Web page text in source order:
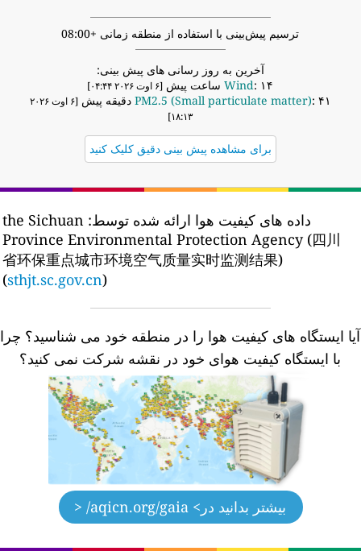
ترسیم پیش‌بینی با استفاده از منطقه زمانی +08:00
آخرین به روز رسانی های پیش بینی:
Wind : ۱۴ ساعت پیش [۶ اوت ۲۰۲۶ ۰۴:۴۴]
PM2.5 (Small particulate matter) : ۴۱ دقیقه پیش
[۶ اوت ۲۰۲۶
۱۸:۱۳]
برای مشاهده پیش بینی دقیق کلیک کنید
داده های کیفیت هوا ارائه شده توسط: the Sichuan
Province Environmental Protection Agency (四川
省环保重点城市环境空气质量实时监测结果)
(sthjt.sc.gov.cn)
ایستگاه های کیفیت هوا را در منطقه خود می شناسید؟ چرا
با ایستگاه کیفیت هوای خود در نقشه شرکت نمی کنید؟
بیشتر بدانید در> aqicn.org/gaia/ <